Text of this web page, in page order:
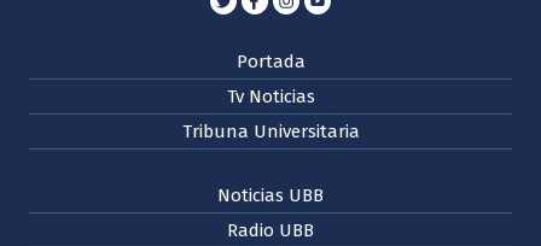
Portada
Tv Noticias
Tribuna Universitaria
Noticias UBB
Radio UBB